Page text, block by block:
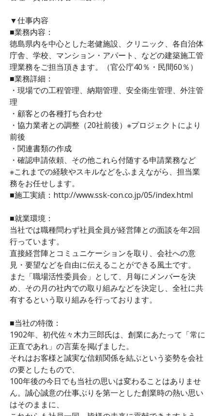
▼仕事内容
■業務内容：
徳島県内を中心とした老健施設、クリニック、各自治体
庁舎、学校、マンション・アパート、などの建築施工管
理業務をご担当頂きます。（官公庁40％・民間60％）
■業務詳細：
・現場での工程管理、納期管理、安全衛生管理、外注管
理
・顧客との各種打ち合わせ
・協力業者との調整（20社前後）※プロジェクトにより
前後
・関連書類の作成
・確認申請依頼、その他これら付随する申請業務など
※これまでの経験やスキルなどをふまえながら、担当業
務をお任せします。
■施工実績：http://www.ssk-con.co.jp/05/index.html
■就業環境：
当社では職種問わず社員全員が経営陣との面談を年2回
行っています。
直接経営陣とコミュニケーションを取り、会社への意
見・要望などを自由に伝えることができる風土です。
また「職場活性委員会」として、月毎にメンバーを決
め、その月の社内での取り組みなどを決定し、全社に共
有するという取り組みを行っております。
■当社の特徴：
1902年、初代佐々木力三郎氏は、創業にあたって「常に
正直であれ」の言葉を掲げました。
それはお客様と誠実な信頼関係を結ぶという姿勢を会社
の要としたもので、
100年後の今日でも当社の思いは変わることはありませ
ん。誠心誠意の仕事ぶりを第一とした創業時の熱い思い
はそのままに、